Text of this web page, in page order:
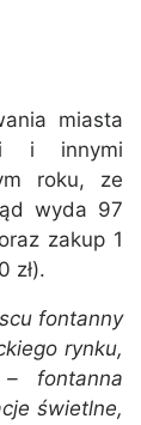
miasta
i innymi
roku, ze
wyda 97
zakup 1
zł).
fontanny
rynku,
fontanna
świetlne,